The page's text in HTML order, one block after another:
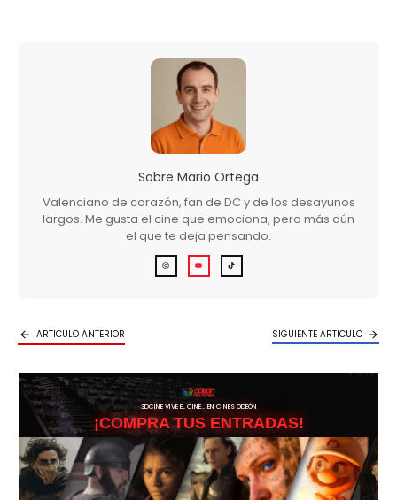
Sobre Mario Ortega
Valenciano de corazón, fan de DC y de los desayunos
largos. Me gusta el cine que emociona, pero más aún
el que te deja pensando.
ARTICULO ANTERIOR SIGUIENTE ARTICULO
3DCINE VIVE EL CINE… EN CINES ODEÓN
¡COMPRA TUS ENTRADAS!